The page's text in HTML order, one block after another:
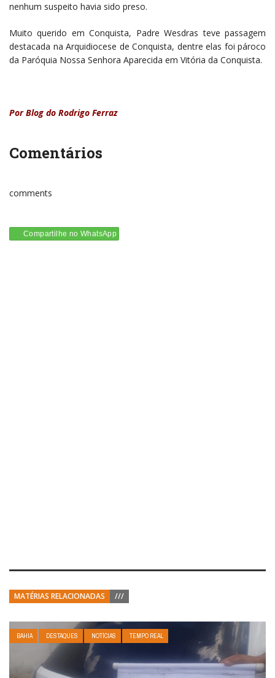
nenhum suspeito havia sido preso.
Muito querido em Conquista, Padre Wesdras teve passagem
destacada na Arquidiocese de Conquista, dentre elas foi pároco
da Paróquia Nossa Senhora Aparecida em Vitória da Conquista.
Por Blog do Rodrigo Ferraz
Comentários
comments
Compartilhe no WhatsApp
MATÉRIAS RELACIONADAS ///
BAHIA DESTAQUES NOTÍCIAS TEMPO REAL